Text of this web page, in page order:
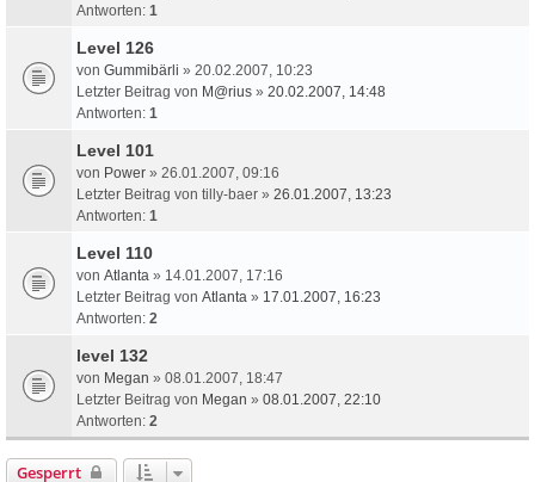
Antworten: 1
Level 126
von Gummibärli » 20.02.2007, 10:23
Letzter Beitrag von M@rius » 20.02.2007, 14:48
Antworten: 1
Level 101
von Power » 26.01.2007, 09:16
Letzter Beitrag von tilly-baer » 26.01.2007, 13:23
Antworten: 1
Level 110
von Atlanta » 14.01.2007, 17:16
Letzter Beitrag von Atlanta » 17.01.2007, 16:23
Antworten: 2
level 132
von Megan » 08.01.2007, 18:47
Letzter Beitrag von Megan » 08.01.2007, 22:10
Antworten: 2
Gesperrt